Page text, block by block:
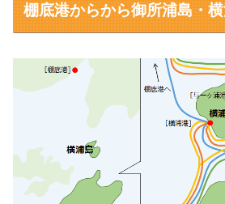
棚底港からから御所浦島・